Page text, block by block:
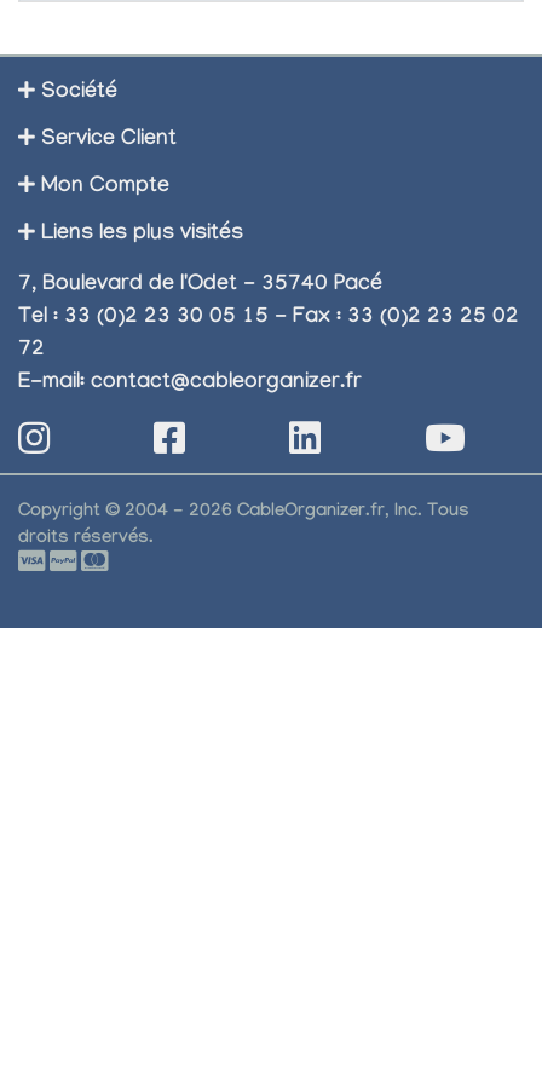
Société
Service Client
Mon Compte
Liens les plus visités
7, Boulevard de l'Odet - 35740 Pacé
Tel : 33 (0)2 23 30 05 15 - Fax : 33 (0)2 23 25 02
72
E-mail: contact@cableorganizer.fr
Copyright © 2004 - 2026 CableOrganizer.fr, Inc. Tous
droits réservés.